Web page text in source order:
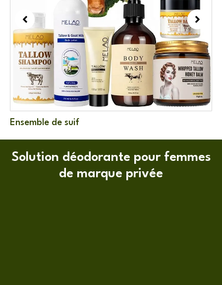
Ensemble de suif
Solution déodorante pour femmes
de marque privée